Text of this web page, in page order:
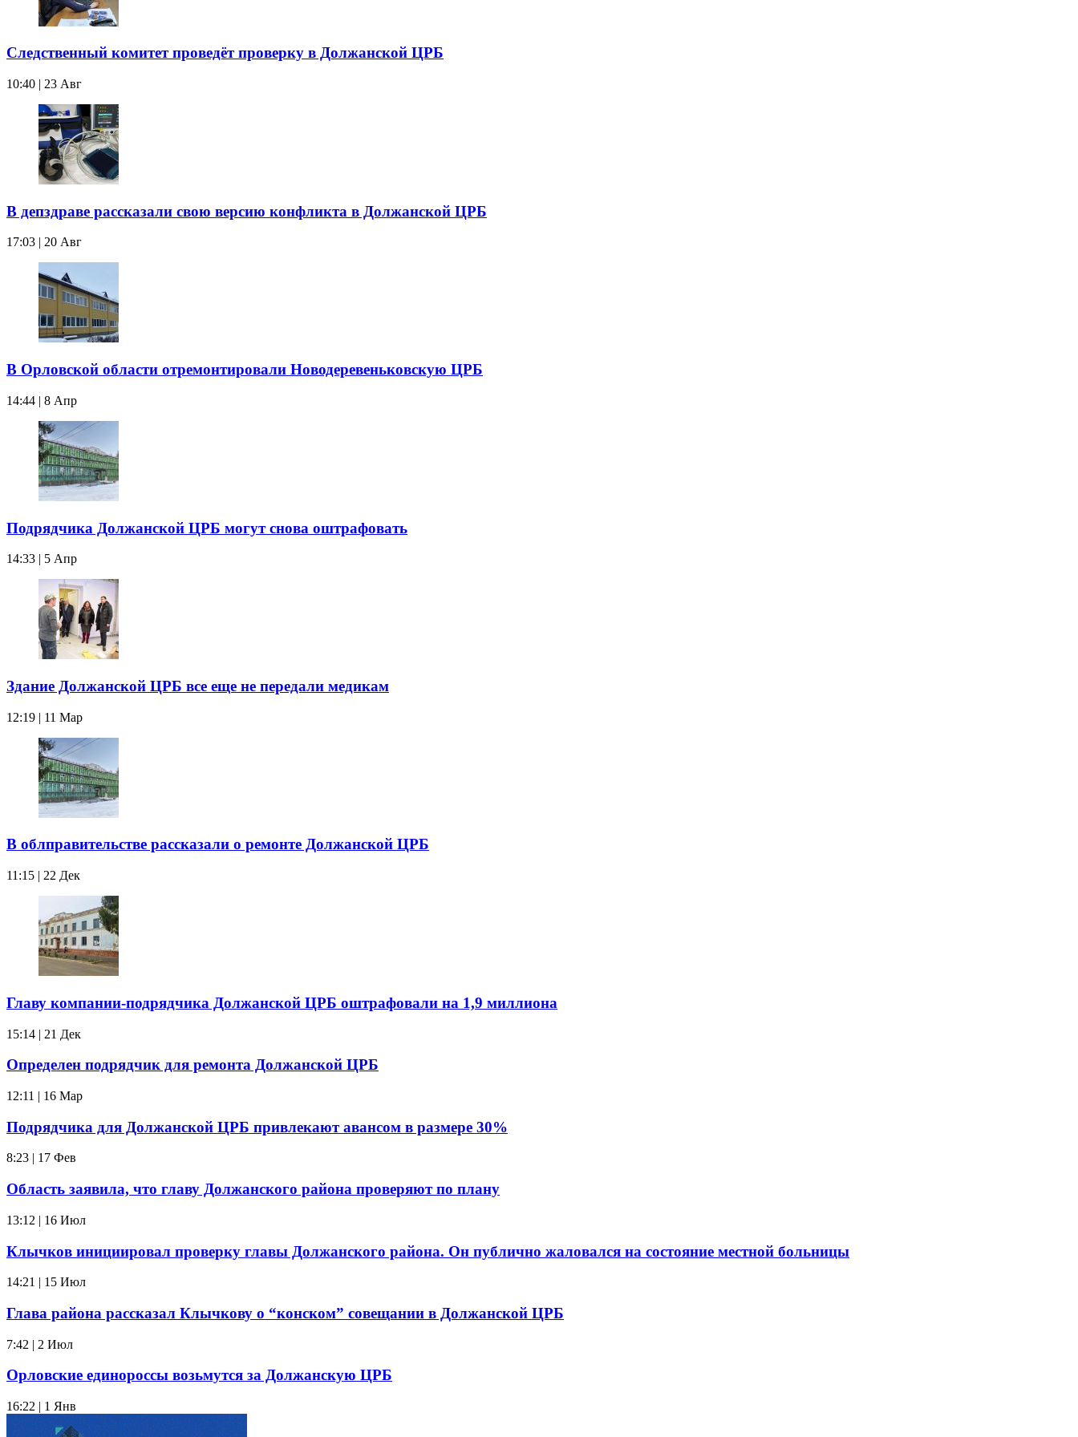
Следственный комитет проведёт проверку в Должанской ЦРБ
10:40 | 23 Авг
В депздраве рассказали свою версию конфликта в Должанской ЦРБ
17:03 | 20 Авг
В Орловской области отремонтировали Новодеревеньковскую ЦРБ
14:44 | 8 Апр
Подрядчика Должанской ЦРБ могут снова оштрафовать
14:33 | 5 Апр
Здание Должанской ЦРБ все еще не передали медикам
12:19 | 11 Мар
В облправительстве рассказали о ремонте Должанской ЦРБ
11:15 | 22 Дек
Главу компании-подрядчика Должанской ЦРБ оштрафовали на 1,9 миллиона
15:14 | 21 Дек
Определен подрядчик для ремонта Должанской ЦРБ
12:11 | 16 Мар
Подрядчика для Должанской ЦРБ привлекают авансом в размере 30%
8:23 | 17 Фев
Область заявила, что главу Должанского района проверяют по плану
13:12 | 16 Июл
Клычков инициировал проверку главы Должанского района. Он публично жаловался на состояние местной больницы
14:21 | 15 Июл
Глава района рассказал Клычкову о “конском” совещании в Должанской ЦРБ
7:42 | 2 Июл
Орловские единороссы возьмутся за Должанскую ЦРБ
16:22 | 1 Янв